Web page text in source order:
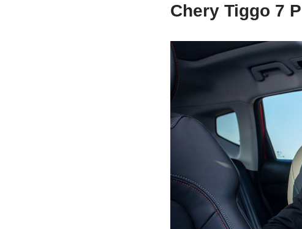
Chery Tiggo 7